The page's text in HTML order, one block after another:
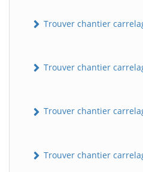
Trouver chantier
Trouver chantier
Trouver chantier
Trouver chantier